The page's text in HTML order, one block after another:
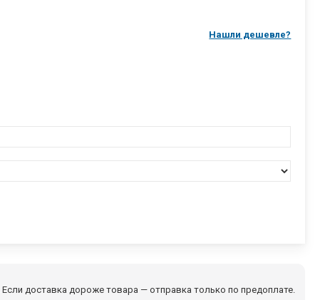
Нашли дешевле?
Если доставка дороже товара — отправка только по предоплате.